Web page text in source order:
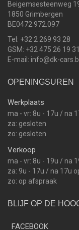
Beigemsesteenweg
1850 Grimbergen
BE0472.972.097
Tel: +32 2 269 93 28
GSM: +32 475 26 19 31
E-mail: info@dk-
OPENINGSUREN
Werkplaats
ma - vr: 8u - 17u / na
za: gesloten
zo: gesloten
Verkoop
ma - vr: 8u - 19u / na
za: 9u - 17u / na 17u
zo: op afspraak
BLIJF OP DE
FACEBOOK